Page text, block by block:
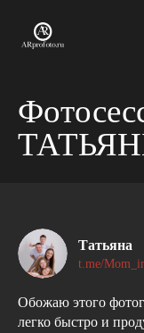
Татьяна
t.me/
Обожаю этого
легко быстро и